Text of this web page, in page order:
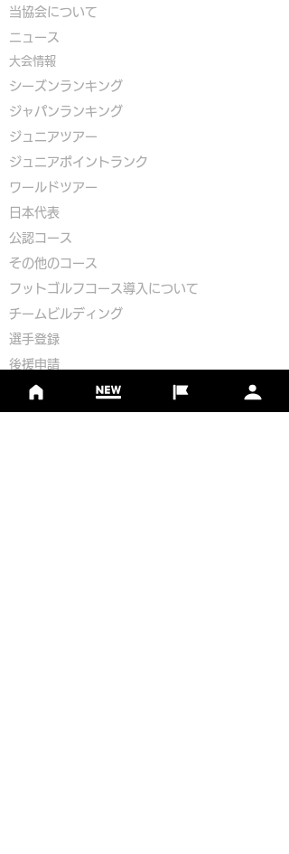
​当協会について
​ニュース
大会情報
シーズンランキング
ジャパンランキング
ジュニアツアー
ジュニアポイントランク
​ワールドツアー
​​日本代表
公認コース
​その他のコース
​ フットゴルフコース導入について
​チームビルディング
選手登録​
​後援申請
​イベント依頼
プライバシーポリシー